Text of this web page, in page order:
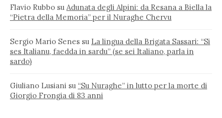
Flavio Rubbo su Adunata degli Alpini: da Resana a Biella la
“Pietra della Memoria” per il Nuraghe Chervu
Sergio Mario Senes su La lingua della Brigata Sassari: “Si
ses Italianu, faedda in sardu” (se sei Italiano, parla in
sardo)
Giuliano Lusiani su “Su Nuraghe” in lutto per la morte di
Giorgio Frongia di 83 anni